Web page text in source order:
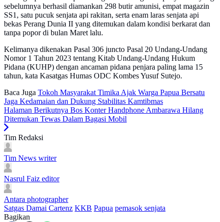
sebelumnya berhasil diamankan 298 butir amunisi, empat magazin
SS1, satu pucuk senjata api rakitan, serta enam laras senjata api
bekas Perang Dunia II yang ditemukan dalam kondisi berkarat dan
tanpa popor di bulan Maret lalu.
Kelimanya dikenakan Pasal 306 juncto Pasal 20 Undang-Undang
Nomor 1 Tahun 2023 tentang Kitab Undang-Undang Hukum
Pidana (KUHP) dengan ancaman pidana penjara paling lama 15
tahun, kata Kasatgas Humas ODC Kombes Yusuf Sutejo.
Baca Juga Tokoh Masyarakat Timika Ajak Warga Papua Bersatu
Jaga Kedamaian dan Dukung Stabilitas Kamtibmas
Halaman Berikutnya Bos Konter Handphone Ambarawa Hilang
Ditemukan Tewas Dalam Bagasi Mobil
Tim Redaksi
Tim News writer
Nasrul Faiz editor
Antara photographer
Satgas Damai Cartenz KKB Papua pemasok senjata
Bagikan